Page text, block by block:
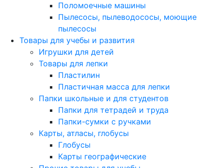
Поломоечные машины
Пылесосы, пылеводососы, моющие
пылесосы
Товары для учебы и развития
Игрушки для детей
Товары для лепки
Пластилин
Пластичная масса для лепки
Папки школьные и для студентов
Папки для тетрадей и труда
Папки-сумки с ручками
Карты, атласы, глобусы
Глобусы
Карты географические